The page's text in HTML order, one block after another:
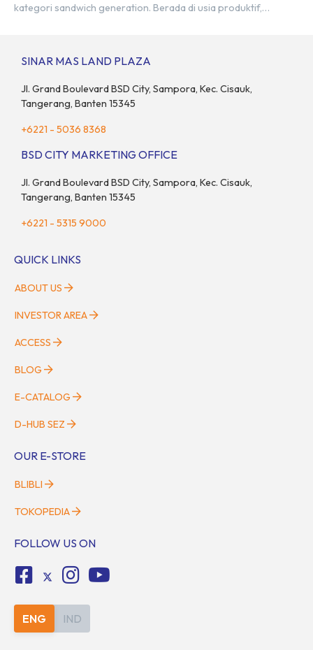
kategori sandwich generation. Berada di usia produktif,
Fenomena urban ini kian marak di kota-kota besar, termasuk di
SINAR MAS LAND PLAZA
Jl. Grand Boulevard BSD City, Sampora, Kec. Cisauk,
Tangerang, Banten 15345
+6221 - 5036 8368
BSD CITY MARKETING OFFICE
Jl. Grand Boulevard BSD City, Sampora, Kec. Cisauk,
Tangerang, Banten 15345
+6221 - 5315 9000
QUICK LINKS
ABOUT US
INVESTOR AREA
ACCESS
BLOG
E-CATALOG
D-HUB SEZ
OUR E-STORE
BLIBLI
TOKOPEDIA
FOLLOW US ON
ENG IND